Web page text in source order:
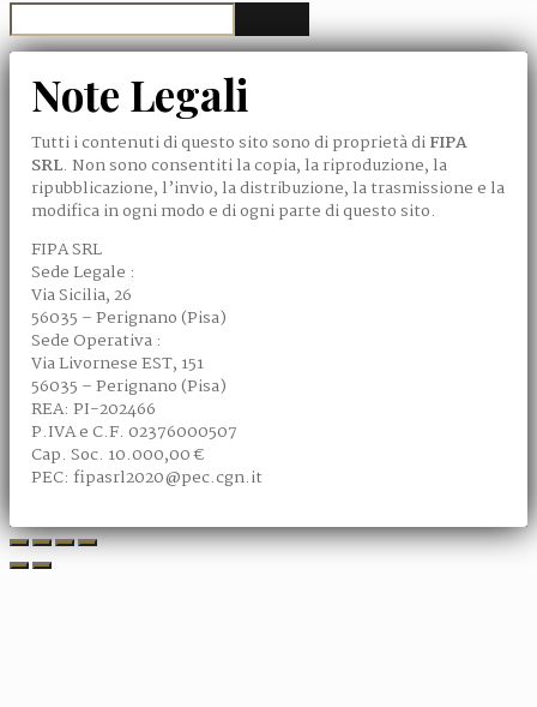
Note Legali
Tutti i contenuti di questo sito sono di proprietà diFIPA
SRL. Non sono consentiti la copia, la riproduzione, la
ripubblicazione, l’invio, la distribuzione, la trasmissione e la
modifica in ogni modo e di ogni parte di questo sito.
FIPA SRL
Sede Legale :
Via Sicilia, 26
56035 – Perignano (Pisa)
Sede Operativa :
Via Livornese EST, 151
56035 – Perignano (Pisa)
REA: PI-202466
P.IVA e C.F. 02376000507
Cap. Soc. 10.000,00 €
PEC: fipasrl2020@pec.cgn.it